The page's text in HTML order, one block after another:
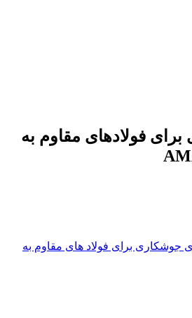
برای فولادهای مقاوم به
جوشکاری برای فولاد های مقاوم به